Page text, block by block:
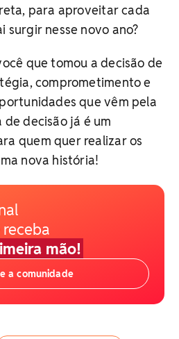
para aproveitar cada
nesse novo ano?
que tomou a decisão de
comprometimento e
que vêm pela
decisão já é um
quem quer realizar os
nova história!
mão!
a comunidade